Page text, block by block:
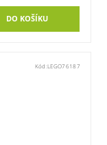
Kód:LEGO76187